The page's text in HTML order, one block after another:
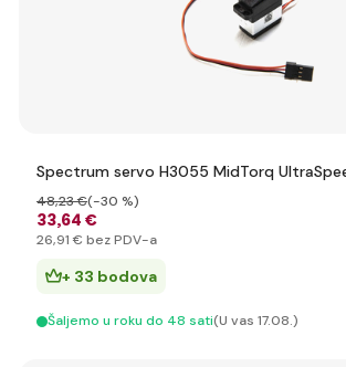
Spectrum servo H3055 MidTorq
33,64 €
48,23 €(-30 %)
26,91 € bez PDV-a
+ 33 bodova
Šaljemo u roku do 48 sati(U vas 17.08.)